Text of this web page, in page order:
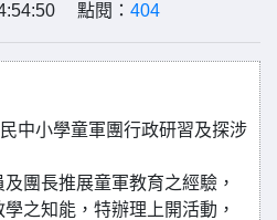
點閱： 404
中小學童軍團行政研習及探涉
團長推展童軍教育之經驗，
之知能，特辦理上開活動，